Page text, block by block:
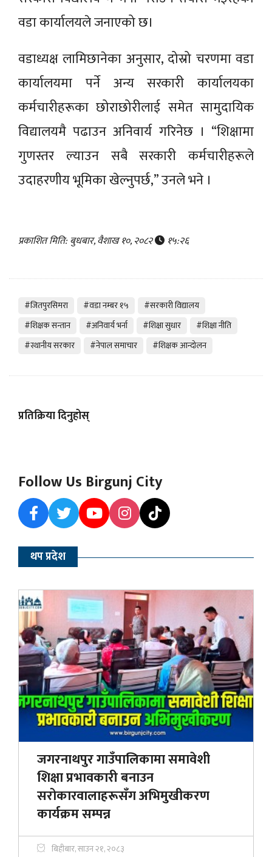
वडा कार्यालयले जनाएको छ।
वडाध्यक्ष लामिछानेका अनुसार, दोस्रो चरणमा वडा
कार्यालयमा पर्ने अन्य सरकारी कार्यालयका
कर्मचारीहरूका छोराछोरीलाई समेत सामुदायिक
विद्यालयमै पढाउन अनिवार्य गरिनेछ । “शिक्षामा
गुणस्तर ल्याउन सबै सरकारी कर्मचारीहरूले
उदाहरणीय भूमिका खेल्नुपर्छ,” उनले भने ।
प्रकाशित मिति: बुधबार, वैशाख १०, २०८२ १५:२६
#जितपुरसिमरा #वडा नम्बर १५
#सरकारी विद्यालय
#शिक्षक सन्तान
#अनिवार्य भर्ना #शिक्षा सुधार
#शिक्षा नीति
#स्थानीय सरकार
#नेपाल समाचार #शिक्षक आन्दोलन
प्रतिक्रिया दिनुहोस्
Follow Us Birgunj City
थप प्रदेश
जगरनाथपुर गाउँपालिकामा समावेशी
शिक्षा प्रभावकारी बनाउन
सरोकारवालाहरूसँग अभिमुखीकरण
कार्यक्रम सम्पन्न
बिहीबार, साउन २१, २०८३